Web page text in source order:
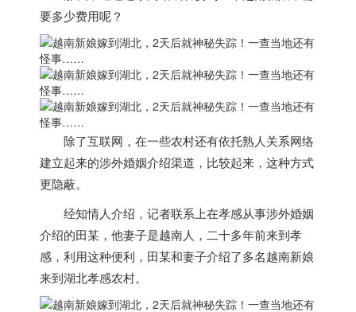
要多少费用呢？
除了互联网， 在一些农村还有依托熟人关系网络
建立起来的涉外婚姻介绍渠道， 比较起来，这种方式
更隐蔽。
经知情人介绍，记者联系上在孝感从事涉外婚姻
介绍的田某，他妻子是越南人，二十多年前来到孝
感，利用这种便利，田某和妻子介绍了多名越南新娘
来到湖北孝感农村。